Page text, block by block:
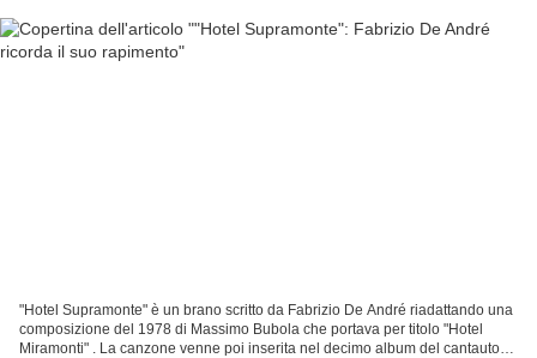
"Hotel Supramonte" è un brano scritto da Fabrizio De André riadattando una
composizione del 1978 di Massimo Bubola che portava per titolo "Hotel
Miramonti" . La canzone venne poi inserita nel decimo album del cantautore